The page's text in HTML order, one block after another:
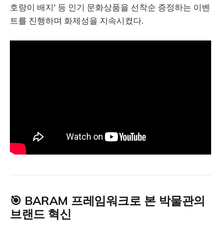
호랑이 배지' 등 인기 문화상품을 선착순 증정하는 이벤
트를 진행하며 화제성을 지속시켰다.
🎯 BARAM 프레임워크로 본 박물관의
브랜드 혁신